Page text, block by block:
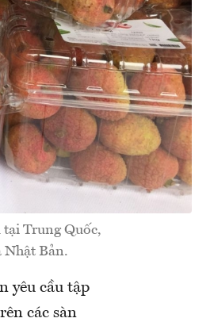
tại Trung Quốc,
Nhật Bản.
yêu cầu tập
các sàn